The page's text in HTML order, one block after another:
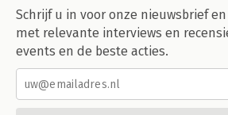
Schrijf u in voor onze nieuwsbrief
met relevante interviews en
events en de beste acties.